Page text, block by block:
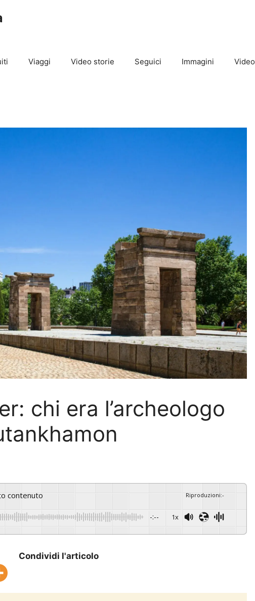
Viaggi Video storie Seguici Immagini Video
chi era l’archeologo
contenuto Riproduzioni:-
-:-- 1x
Condividi l'articolo